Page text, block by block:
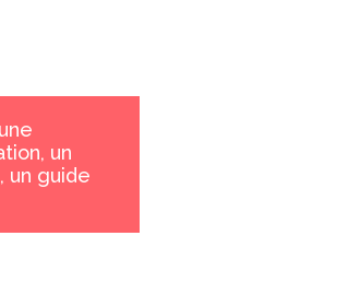
un
un guide